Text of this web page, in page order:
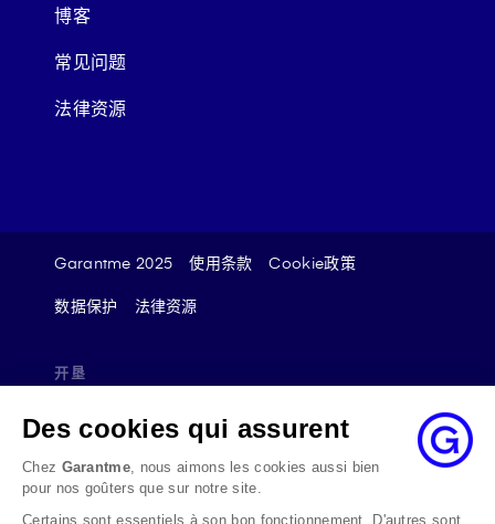
博客
常见问题
法律资源
Garantme 2025 使用条款 Cookie政策
数据保护 法律资源
开垦
在不满意的情况下，您可以将投诉发送至：
reclamation@garantme.fr
我们将在发送日期起的10个工作日内确认收到，并无论
如何，在最多的情况下将在2个月内回复投诉。
Des cookies qui assurent
Chez Garantme, nous aimons les cookies aussi bien
pour nos goûters que sur notre site.
Certains sont essentiels à son bon fonctionnement. D'autres sont